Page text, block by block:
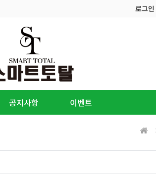
로그인
공지사항 이벤트